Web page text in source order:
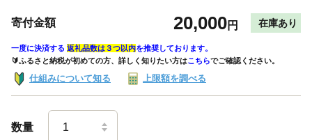
寄付金額 20,000円 在庫あり
一度に決済する 返礼品数は３つ以内を推奨しております。
🔰ふるさと納税が初めての方、詳しく知りたい方はこちらでご確認ください。
仕組みについて知る 上限額を調べる
数量